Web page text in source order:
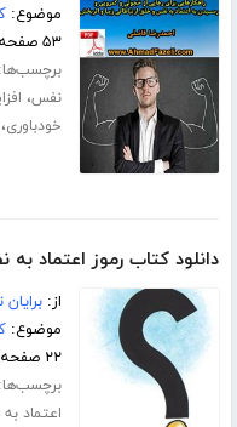
موضوع:
۵۳ صفحه
برچسب‌ها:
نفس،
خودباوری،
دانلود کتاب رموز اعتماد
از:
موضوع:
۲۲ صفحه
اعتماد